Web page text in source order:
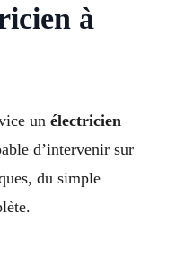
à
un électricien
d’intervenir sur
du simple